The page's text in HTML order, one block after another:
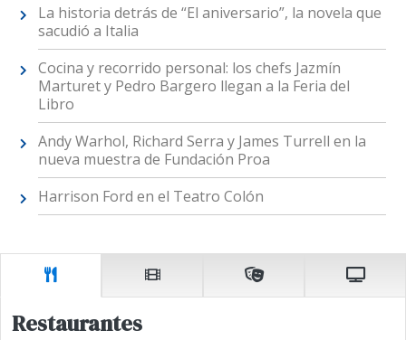
La historia detrás de “El aniversario”, la novela que
sacudió a Italia
Cocina y recorrido personal: los chefs Jazmín
Marturet y Pedro Bargero llegan a la Feria del
Libro
Andy Warhol, Richard Serra y James Turrell en la
nueva muestra de Fundación Proa
Harrison Ford en el Teatro Colón
Restaurantes